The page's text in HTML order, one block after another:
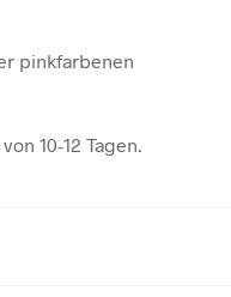
pinkfarbenen
10-12 Tagen.